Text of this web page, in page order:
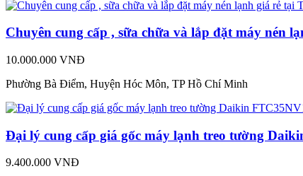
Chuyên cung cấp , sữa chữa và lắp đặt máy nén
10.000.000 VNĐ
Phường Bà Điểm, Huyện Hóc Môn, TP Hồ Chí Minh
Đại lý cung cấp giá gốc máy lạnh treo tường
9.400.000 VNĐ